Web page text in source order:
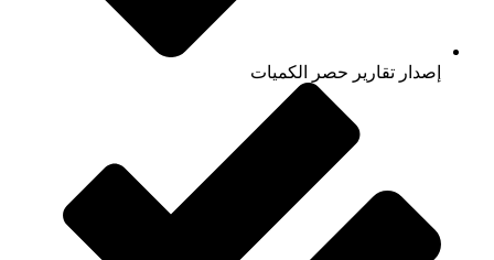
إصدار تقارير حصر الكميات